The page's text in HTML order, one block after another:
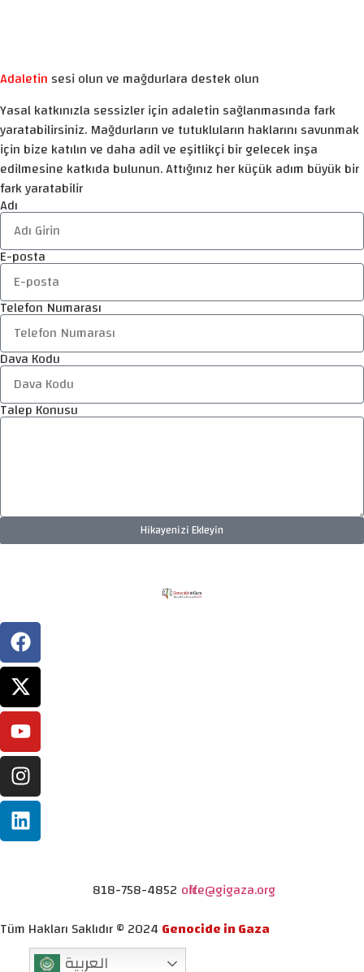
Adaletin sesi olun ve mağdurlara destek olun
Yasal katkınızla sessizler için adaletin sağlanmasında fark
yaratabilirsiniz. Mağdurların ve tutukluların haklarını savunmak
için bize katılın ve daha adil ve eşitlikçi bir gelecek inşa
edilmesine katkıda bulunun. Attığınız her küçük adım büyük bir
fark yaratabilir
Adı
E-posta
Telefon Numarası
Dava Kodu
Talep Konusu
Hikayenizi Ekleyin
818-758-4852 office@gigaza.org
Tüm Hakları Saklıdır © 2024 Genocide in Gaza
العربية